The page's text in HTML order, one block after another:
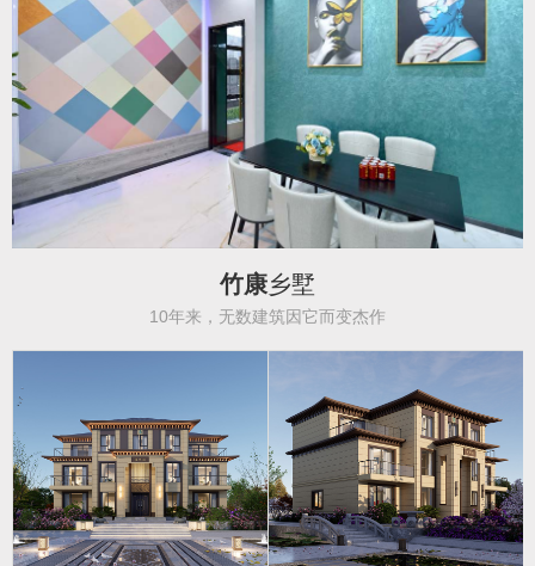
竹康乡墅
10年来，无数建筑因它而变杰作